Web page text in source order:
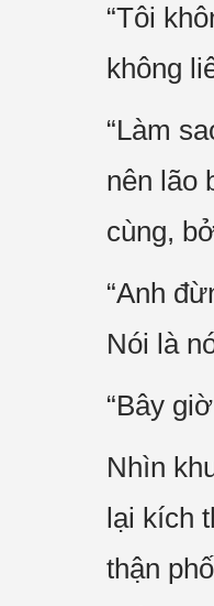
“Tôi
không
“Làm
nên lão
cùng,
“Anh
Nói là
“Bây
Nhìn
lại kích
thận